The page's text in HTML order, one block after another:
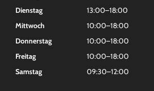
Dienstag
13:00–18:00
Mittwoch
10:00–18:00
Donnerstag
10:00–18:00
Freitag
10:00–18:00
Samstag
09:30–12:00